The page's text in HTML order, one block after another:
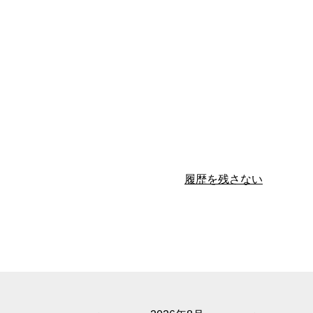
履歴を残さない